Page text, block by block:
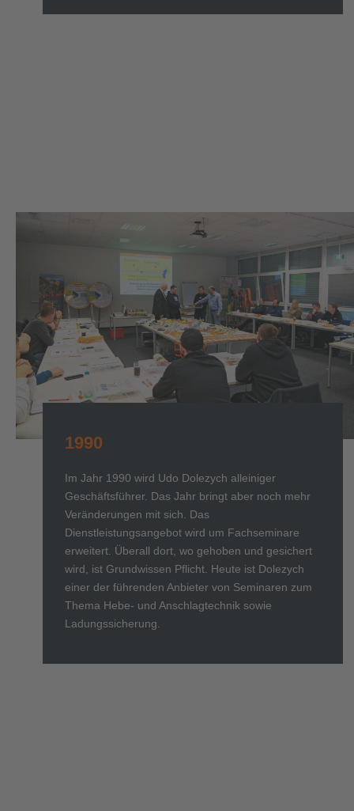
1990
Im Jahr 1990 wird Udo Dolezych alleiniger
Geschäftsführer. Das Jahr bringt aber noch mehr
Veränderungen mit sich. Das
Dienstleistungsangebot wird um Fachseminare
erweitert. Überall dort, wo gehoben und gesichert
wird, ist Grundwissen Pflicht. Heute ist Dolezych
einer der führenden Anbieter von Seminaren zum
Thema Hebe- und Anschlagtechnik sowie
Ladungssicherung.